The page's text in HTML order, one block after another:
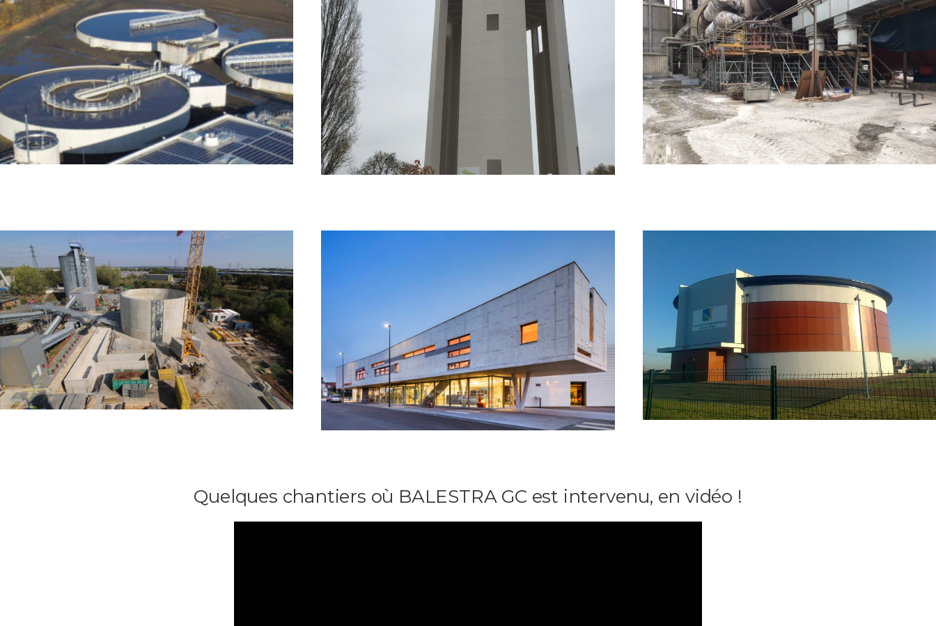
Station d'épuration (Hénin-
Beaumont)
Client : CAHC
Objet des travaux : Construction de la station d’épuration
d’Hénin-Beaumont
Spécificité : Station d’épuration de 80 000 E/H
Château d'eau (Haisnes la
bassée)
Objet des travaux : Réfection complète du château d’eau
Spécificité : 1000m3 de contenance
Cimenterie (Lumbres)
Client : Eqiom
Objet des travaux : Génie civil pour la construction d’un
nouveau refroidisseur
Silo (Cergy)
Client : Coriance
Objet des travaux : Construction d’un silo de stockage de 4 000
m3
Spécificité : Ø 21.50m – Hauteur 12.00m
Client : Ville de Grenay
Objet des travaux : Construction d’une médiathèque (Lot Gros
Œuvre)
Spécificité : Structure réalisé en béton blanc avec parement
« Vagué »
(Grenay)
Client : Ville de Grenay
Objet des travaux : Construction d’un réservoir d’eau potable
Spécificité : 5000 m3 de contenance
Quelques chantiers où BALESTRA GC est intervenu, en vidéo !